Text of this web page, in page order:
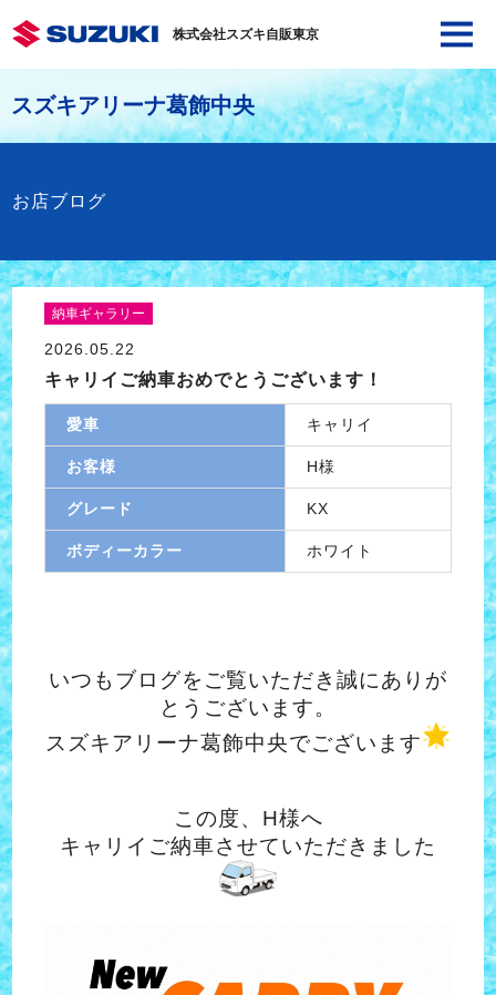
株式会社スズキ自販東京
スズキアリーナ葛飾中央
お店ブログ
納車ギャラリー
2026.05.22
キャリイご納車おめでとうございます！
愛車 キャリイ
お客様 H様
グレード KX
ボディーカラー ホワイト
いつもブログをご覧いただき誠にありが
とうございます。
スズキアリーナ葛飾中央でございます
この度、H様へ
キャリイご納車させていただきました